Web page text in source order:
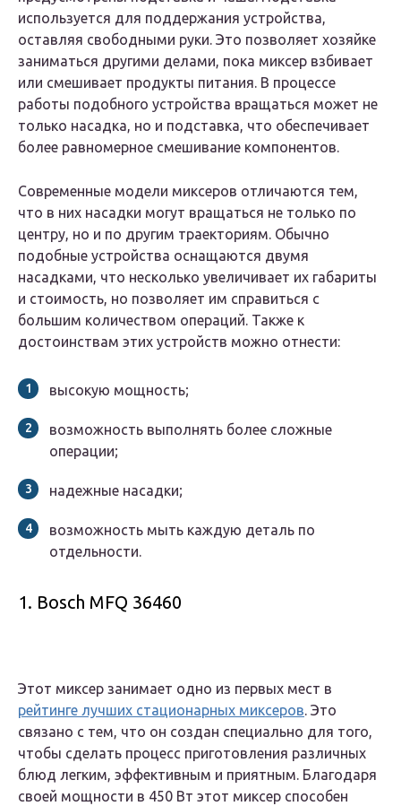
используется для поддержания устройства,
оставляя свободными руки. Это позволяет хозяйке
заниматься другими делами, пока миксер взбивает
или смешивает продукты питания. В процессе
работы подобного устройства вращаться может не
только насадка, но и подставка, что обеспечивает
более равномерное смешивание компонентов.
Современные модели миксеров отличаются тем,
что в них насадки могут вращаться не только по
центру, но и по другим траекториям. Обычно
подобные устройства оснащаются двумя
насадками, что несколько увеличивает их габариты
и стоимость, но позволяет им справиться с
большим количеством операций. Также к
достоинствам этих устройств можно отнести:
высокую мощность;
возможность выполнять более сложные
операции;
надежные насадки;
возможность мыть каждую деталь по
отдельности.
1. Bosch MFQ 36460
Этот миксер занимает одно из первых мест в
рейтинге лучших стационарных миксеров. Это
связано с тем, что он создан специально для того,
чтобы сделать процесс приготовления различных
блюд легким, эффективным и приятным. Благодаря
своей мощности в 450 Вт этот миксер способен